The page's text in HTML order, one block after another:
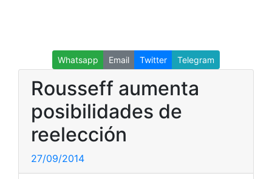
Whatsapp Email Twitter Telegram
Rousseff aumenta
posibilidades de
reelección
27/09/2014